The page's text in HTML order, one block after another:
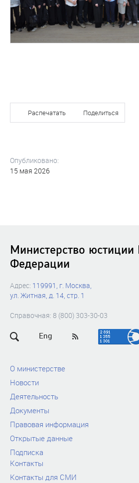
Распечатать Поделиться
Опубликовано:
15 мая 2026
Министерство юстиции
Федерации
Адрес: 119991, г. Москва,
ул. Житная, д. 14, стр. 1
Справочная: 8 (800) 303-30-03
Eng
О министерстве
Новости
Деятельность
Документы
Правовая информация
Открытые данные
Подписка
Контакты
Контакты для СМИ